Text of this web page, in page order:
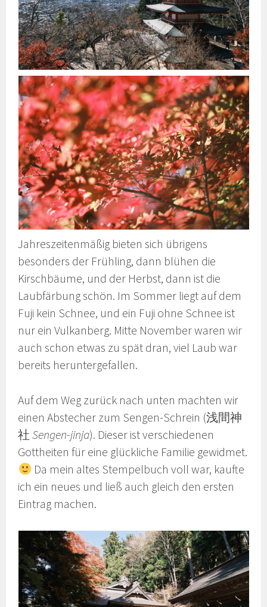
Jahreszeitenmäßig bieten sich übrigens
besonders der Frühling, dann blühen die
Kirschbäume, und der Herbst, dann ist die
Laubfärbung schön. Im Sommer liegt auf dem
Fuji kein Schnee, und ein Fuji ohne Schnee ist
nur ein Vulkanberg. Mitte November waren wir
auch schon etwas zu spät dran, viel Laub war
bereits heruntergefallen.
Auf dem Weg zurück nach unten machten wir
einen Abstecher zum Sengen-Schrein (浅間神
社Sengen-jinja). Dieser ist verschiedenen
Gottheiten für eine glückliche Familie gewidmet.
Da mein altes Stempelbuch voll war, kaufte
ich ein neues und ließ auch gleich den ersten
Eintrag machen.